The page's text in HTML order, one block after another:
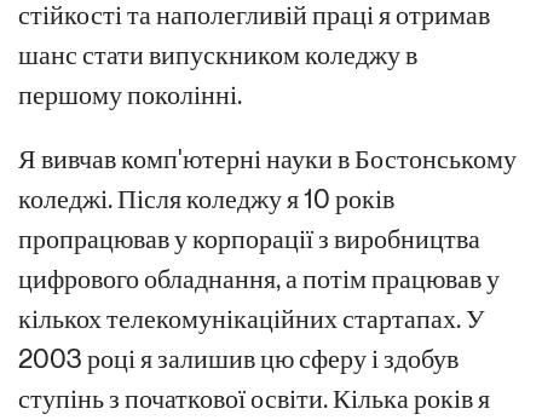
стійкості та наполегливій праці я отримав
шанс стати випускником коледжу в
першому поколінні.
Я вивчав комп'ютерні науки в Бостонському
коледжі. Після коледжу я 10 років
пропрацював у корпорації з виробництва
цифрового обладнання, а потім працював у
кількох телекомунікаційних стартапах. У
2003 році я залишив цю сферу і здобув
ступінь з початкової освіти. Кілька років я